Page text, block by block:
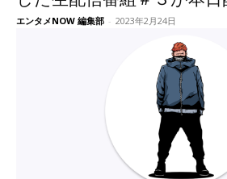
エンタメNOW 編集部 - 2023年2月24日